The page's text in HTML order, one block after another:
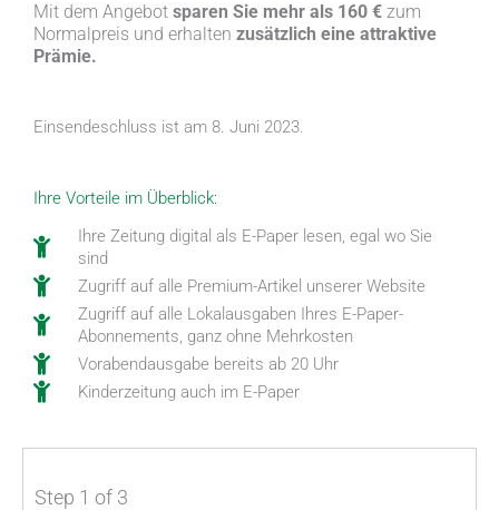
Mit dem Angebot sparen Sie mehr als 160 € zum
Normalpreis und erhalten zusätzlich eine attraktive
Prämie.
Einsendeschluss ist am 8. Juni 2023.
Ihre Vorteile im Überblick:
Ihre Zeitung digital als E-Paper lesen, egal wo Sie
sind
Zugriff auf alle Premium-Artikel unserer Website
Zugriff auf alle Lokalausgaben Ihres E-Paper-
Abonnements, ganz ohne Mehrkosten
Vorabendausgabe bereits ab 20 Uhr
Kinderzeitung auch im E-Paper
Step 1 of 3